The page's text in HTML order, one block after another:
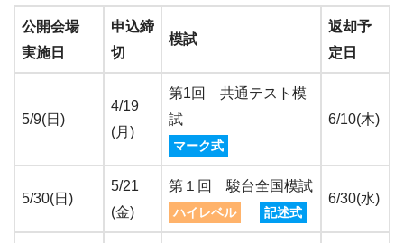
公開会場
実施日
申込締
切
模試
返却予
定日
5/9(日)
4/19
(月)
第1回 共通テスト模
試
マーク式
6/10(木)
5/30(日)
5/21
(金)
第１回 駿台全国模試
ハイレベル 記述式
6/30(水)